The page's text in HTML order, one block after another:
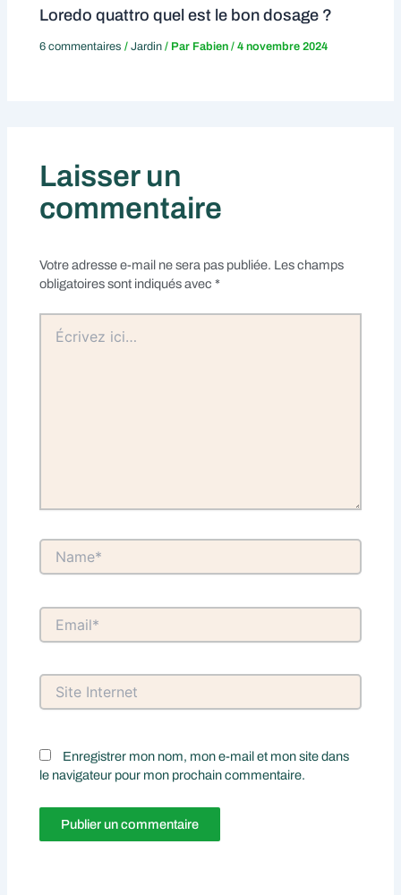
Loredo quattro quel est le bon dosage ?
6 commentaires /Jardin / Par Fabien/4 novembre 2024
Laisser un
commentaire
Votre adresse e-mail ne sera pas publiée. Les champs
obligatoires sont indiqués avec*
ici…
Internet
Enregistrer mon nom, mon e-mail et mon site dans
le navigateur pour mon prochain commentaire.